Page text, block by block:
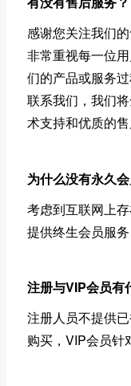
感谢您关注我们
非常重视每一位
们的产品或服务
联系我们，我们
术支持和优质的售
为什么没有永久
考虑到互联网上
提供终生会员服
注册与VIP会员有
注册人员不提供
购买，VIP会员针